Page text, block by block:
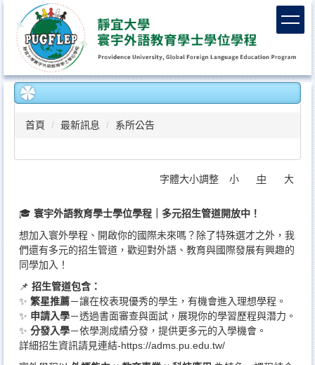
容
區
首頁 最新訊息 系所公告
字體大小調整 小 中 大
🎓 寰宇外語教育學士學位學程｜多元招生管道開放中！
想加入寰外學程、開啟你的國際未來嗎？除了特殊選才之外，我
們還有多元的招生管道，歡迎對外語、教育與國際發展有興趣的
同學加入！
📌 招生管道包含：
✨ 繁星推薦－讓在校表現優秀的學生，有機會進入理想學程。
✨ 申請入學－透過書面審查與面試，展現你的學習歷程與潛力。
✨ 分發入學－依學測成績分發，提供更多元的入學機會。
詳細招生資訊請見連結-https://adms.pu.edu.tw/